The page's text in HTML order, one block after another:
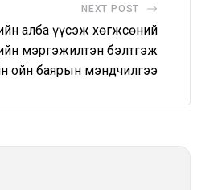
NEXT POST
алба үүсэж хөгжсөний
мэргэжилтэн бэлтгэж
ойн баярын мэндчилгээ